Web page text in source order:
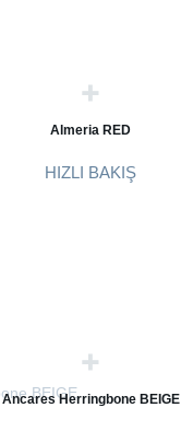
Almeria RED
HIZLI BAKIŞ
Ancares Herringbone BEIGE